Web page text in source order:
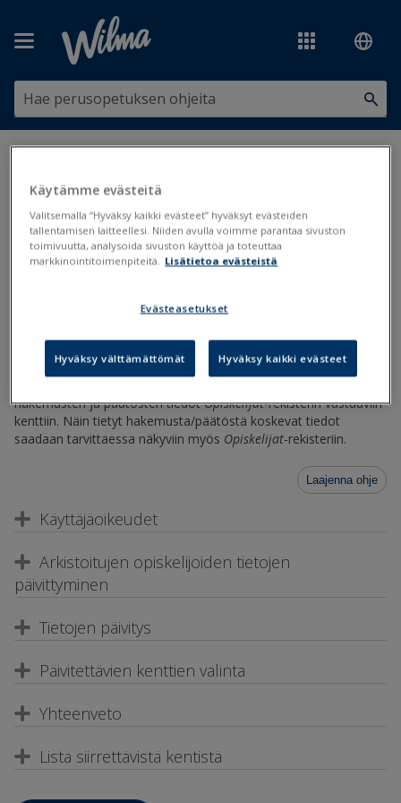
Hakemusten ja päätösten tietojen
päivitysOpiskelijat-rekisteriin
Hakemukset ja päätökset
Päivitetty viimeksi: 20.2.2026
hakemusten ja päätösten tiedotOpiskelijat-rekisterin vastaaviin
kenttiin. Näin tietyt hakemusta/päätöstä koskevat tiedot
saadaan tarvittaessa näkyviin myös Opiskelijat-rekisteriin.
Laajenna ohje
Käyttäjäoikeudet
Arkistoitujen opiskelijoiden tietojen
päivittyminen
Tietojen päivitys
Päivitettävien kenttien valinta
Yhteenveto
Lista siirrettävistä kentistä
Käytämme evästeitä
Valitsemalla “Hyväksy kaikki evästeet” hyväksyt evästeiden
tallentamisen laitteellesi. Niiden avulla voimme parantaa sivuston
toimivuutta, analysoida sivuston käyttöä ja toteuttaa
markkinointitoimenpiteitä. Lisätietoa evästeistä
Evästeasetukset
Hyväksy välttämättömät Hyväksy kaikki evästeet